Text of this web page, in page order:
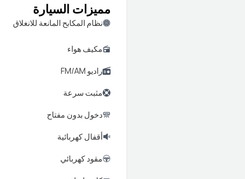
مميزات السيارة
نظام المكابح المانعة للانغلاق
مكيف هواء
راديو FM/AM
مثبت سرعة
دخول بدون مفتاح
أقفال كهربائية
مقود كهربائي